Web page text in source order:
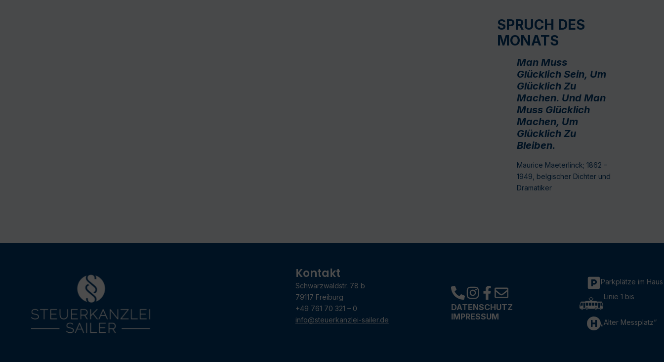
SPRUCH DES
MONATS
Man Muss
Glücklich Sein, Um
Glücklich Zu
Machen. Und Man
Muss Glücklich
Machen, Um
Glücklich Zu
Bleiben.
Maurice Maeterlinck; 1862 –
1949, belgischer Dichter und
Dramatiker
Kontakt
Schwarzwaldstr. 78 b
79117 Freiburg
+49 761 70 321 – 0
info@steuerkanzlei-sailer.de
DATENSCHUTZ
IMPRESSUM
Parkplätze im Haus
Linie 1 bis
„Alter Messplatz“